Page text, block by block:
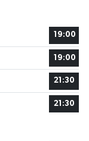
19:00
19:00
21:30
21:30